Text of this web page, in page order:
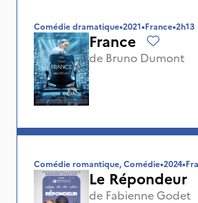
Comédie dramatique•2021•France•2h13
France
de Bruno Dumont
Comédie romantique, Comédie•2024•
Le Répondeur
de Fabienne Godet